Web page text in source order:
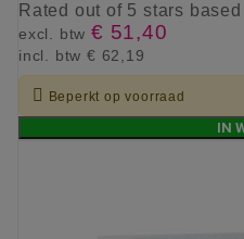
Rated out of 5 stars based
excl. btw € 51,40
incl. btw € 62,19
 Beperkt op voorraad
IN